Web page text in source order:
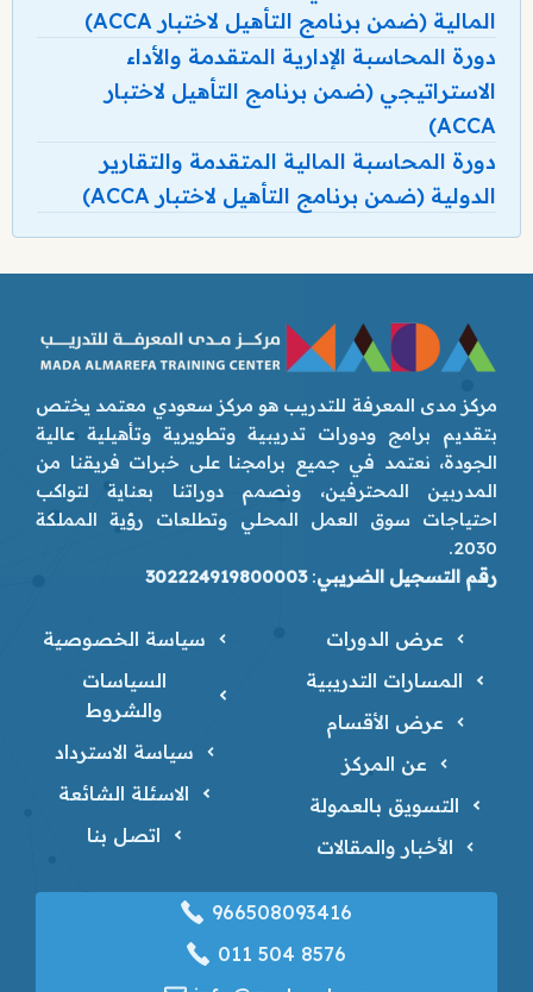
المالية (ضمن برنامج التأهيل لاختبار ACCA)
دورة المحاسبة الإدارية المتقدمة والأداء
الاستراتيجي (ضمن برنامج التأهيل لاختبار
ACCA)
دورة المحاسبة المالية المتقدمة والتقارير
الدولية (ضمن برنامج التأهيل لاختبار ACCA)
مركز مدى المعرفة للتدريب هو مركز سعودي معتمد يختص
بتقديم برامج ودورات تدريبية وتطويرية وتأهيلية عالية
الجودة، نعتمد في جميع برامجنا على خبرات فريقنا من
المدربين المحترفين، ونصمم دوراتنا بعناية لتواكب
احتياجات سوق العمل المحلي وتطلعات رؤية المملكة
2030.
رقم التسجيل الضريبي:
302224919800003
عرض الدورات
المسارات التدريبية
عرض الأقسام
عن المركز
التسويق بالعمولة
الأخبار والمقالات
سياسة الخصوصية
السياسات
والشروط
سياسة الاسترداد
الاسئلة الشائعة
اتصل بنا
966508093416
‎011 504 8576